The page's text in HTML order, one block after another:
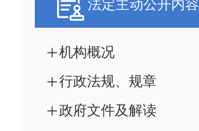
法定主动公开内容
机构概况
行政法规、规章
政府文件及解读